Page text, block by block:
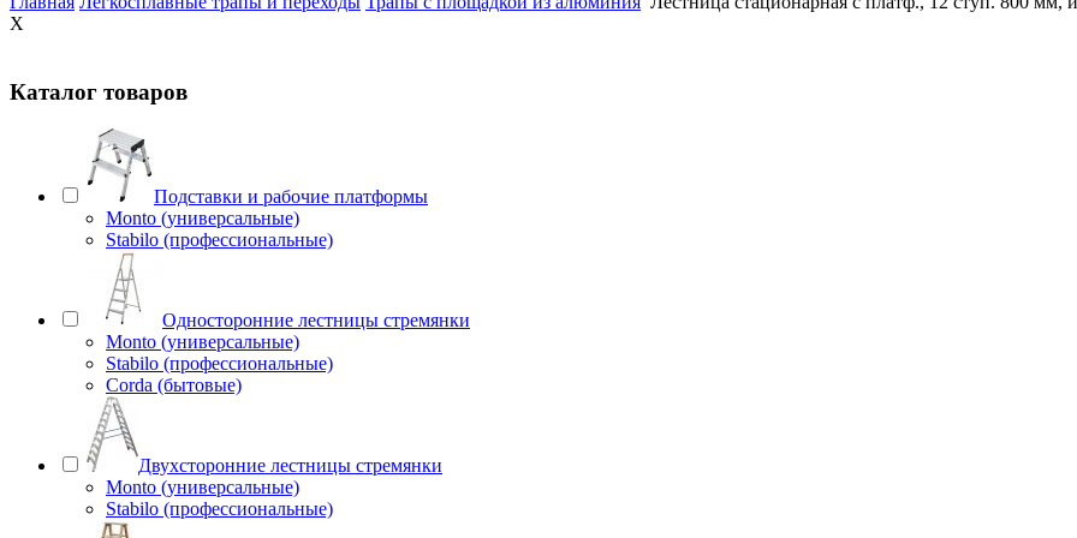
X
Каталог товаров
Подставки и рабочие платформы
Monto (универсальные)
Stabilo (профессиональные)
Односторонние лестницы стремянки
Monto (универсальные)
Stabilo (профессиональные)
Corda (бытовые)
Двухсторонние лестницы стремянки
Monto (универсальные)
Stabilo (профессиональные)